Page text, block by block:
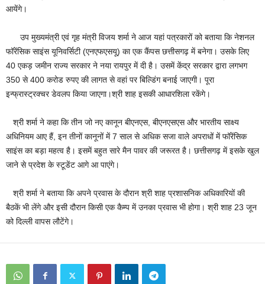
आयेंगे।
उप मुख्यमंत्री एवं गृह मंत्री विजय शर्मा ने आज यहां पत्रकारों को बताया कि नेशनल
फॉरेंसिक साइंस यूनिवर्सिटी (एनएफएसयू) का एक कैंपस छत्तीसगढ़ में बनेगा। उसके लिए
40 एकड़ जमीन राज्य सरकार ने नया रायपुर में दी है। उसमें केंद्र सरकार द्वारा लगभग
350 से 400 करोड रुपए की लागत से वहां पर बिल्डिंग बनाई जाएगी। पूरा
इन्फ्रास्ट्रक्चर डेवलप किया जाएगा।श्री शाह इसकी आधारशिला रकेंगे।
श्री शर्मा ने कहा कि तीन जो नए कानून बीएनएस, बीएनएसएस और भारतीय साक्ष्य
अधिनियम आए हैं, इन तीनों कानूनों में 7 साल से अधिक सजा वाले अपराधों में फॉरेंसिक
साइंस का बड़ा महत्व है। इसमें बहुत सारे मैन पावर की जरूरत है। छत्तीसगढ़ में इसके खुल
जाने से प्रदेश के स्टूडेंट आगे आ पाएंगे।
श्री शर्मा ने बताया कि अपने प्रवास के दौरान श्री शाह प्रशासनिक अधिकारियों की
बैठकें भी लेंगे और इसी दौरान किसी एक कैम्प में उनका प्रवास भी होगा। श्री शाह 23 जून
को दिल्ली वापस लौटेंगे।